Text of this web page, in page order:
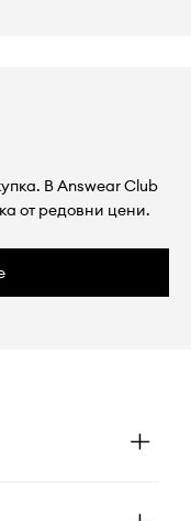
В Answear Club
от редовни цени.